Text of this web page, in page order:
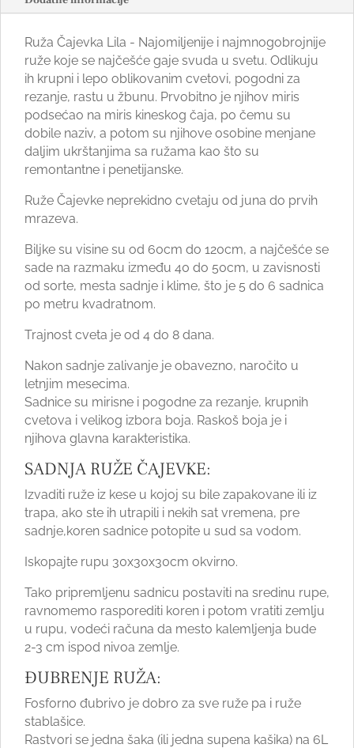
Ruža Čajevka Lila - Najomiljenije i najmnogobrojnije
ruže koje se najčešće gaje svuda u svetu. Odlikuju
ih krupni i lepo oblikovanim cvetovi, pogodni za
rezanje, rastu u žbunu. Prvobitno je njihov miris
podsećao na miris kineskog čaja, po čemu su
dobile naziv, a potom su njihove osobine menjane
daljim ukrštanjima sa ružama kao što su
remontantne i penetijanske.
Ruže Čajevke neprekidno cvetaju od juna do prvih
mrazeva.
Biljke su visine su od 60cm do 120cm, a najčešće se
sade na razmaku između 40 do 50cm, u zavisnosti
od sorte, mesta sadnje i klime, što je 5 do 6 sadnica
po metru kvadratnom.
Trajnost cveta je od 4 do 8 dana.
Nakon sadnje zalivanje je obavezno, naročito u
letnjim mesecima.
Sadnice su mirisne i pogodne za rezanje, krupnih
cvetova i velikog izbora boja. Raskoš boja je i
njihova glavna karakteristika.
SADNJA RUŽE ČAJEVKE:
Izvaditi ruže iz kese u kojoj su bile zapakovane ili iz
trapa, ako ste ih utrapili i nekih sat vremena, pre
sadnje,koren sadnice potopite u sud sa vodom.
Iskopajte rupu 30x30x30cm okvirno.
Tako pripremljenu sadnicu postaviti na sredinu rupe,
ravnomemo rasporediti koren i potom vratiti zemlju
u rupu, vodeći računa da mesto kalemljenja bude
2-3 cm ispod nivoa zemlje.
ĐUBRENJE RUŽA:
Fosforno đubrivo je dobro za sve ruže pa i ruže
stablašice.
Rastvori se jedna šaka (ili jedna supena kašika) na 6L